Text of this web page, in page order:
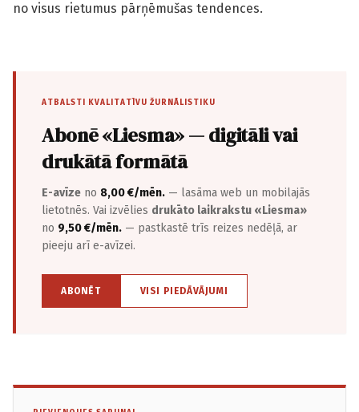
no visus rietumus pārņēmušas tendences.
ATBALSTI KVALITATĪVU ŽURNĀLISTIKU
Abonē «Liesma» — digitāli vai
drukātā formātā
E-avīze no 8,00 €/mēn. — lasāma web un mobilajās
lietotnēs. Vai izvēlies drukāto laikrakstu «Liesma»
no 9,50 €/mēn. — pastkastē trīs reizes nedēļā, ar
pieeju arī e-avīzei.
ABONĒT VISI PIEDĀVĀJUMI